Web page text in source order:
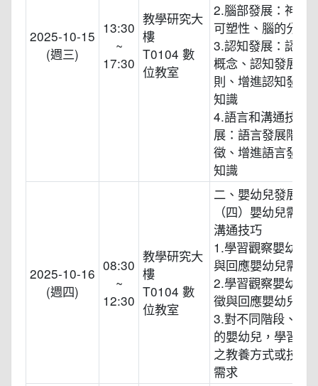
2025-10-15
(週三)
13:30
~
17:30
教學研究大
樓
T0104 數
位教室
2.腦部發展：神經
可塑性、腦的分化
3.認知發展：認知
概念、認知發展的
則、增進認知發展
知識
4.語言和溝通技巧
展：語言發展階段
徵、增進語言發展
知識
2025-10-16
(週四)
08:30
~
12:30
教學研究大
樓
T0104 數
位教室
二、嬰幼兒發展
（四）嬰幼兒需求
溝通技巧
1.學習觀察嬰幼兒
與回應嬰幼兒需求
2.學習觀察嬰幼兒
徵與回應嬰幼兒需
3.對不同階段、不
的嬰幼兒，學習運
之教養方式或技巧
需求